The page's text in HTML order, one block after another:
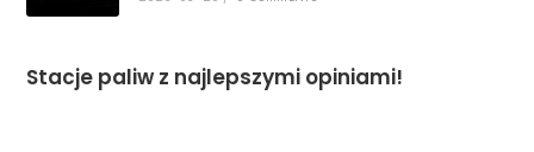
Stacje paliw z najlepszymi opiniami!